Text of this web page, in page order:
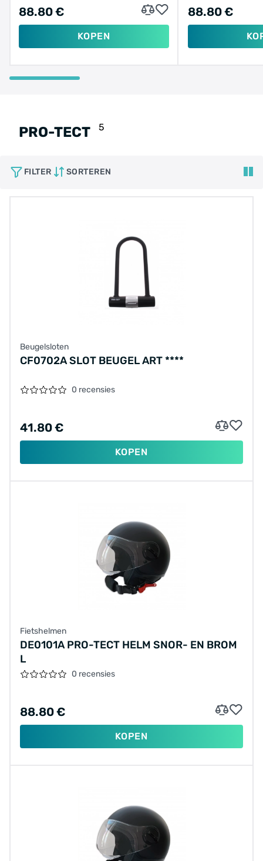
88.80 €
KOPEN
88.80 €
PRO-TECT 5
FILTER SORTEREN
Beugelsloten
CF0702A SLOT BEUGEL ART ****
0 recensies
41.80 €
KOPEN
Fietshelmen
DE0101A PRO-TECT HELM SNOR- EN BROM
L
0 recensies
88.80 €
KOPEN